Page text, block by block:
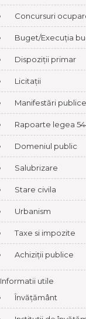
Concursuri
Buget/Execuția
Dispoziții primar
Licitații
Manifestări publice
Rapoarte legea
Domeniul public
Salubrizare
Stare civila
Urbanism
Taxe si impozite
Achiziții publice
Informatii utile
Învățământ